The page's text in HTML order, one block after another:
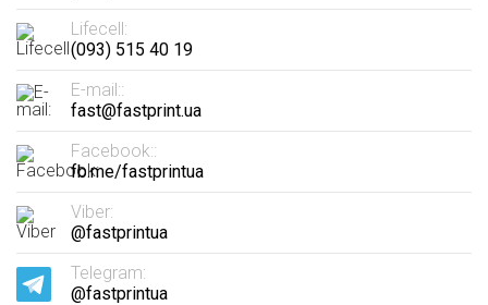
Lifecell:
(093) 515 40 19
E-mail::
fast@fastprint.ua
Facebook::
fb.me/fastprintua
Viber:
@fastprintua
Telegram:
@fastprintua